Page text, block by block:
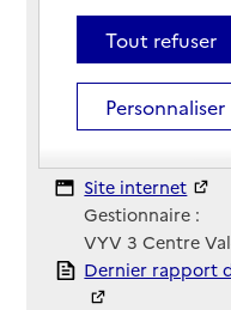
23 rue du
37540 - Saint-
Voir itinéraire
Téléphone :
02 47 51 30 86
Site Internet
Site internet
Gestionnaire :
VYV 3 Centre
Rapport HAS
Dernier rapport
Tout refuser
Personnaliser